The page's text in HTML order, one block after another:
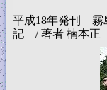
平成18年発刊 霧
記 / 著者 楠本正